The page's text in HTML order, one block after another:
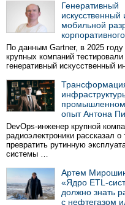
Генеративный
искусственный
мобильной
По данным Gartner, в 2025 году
крупных компаний тестировали
генеративный искусственный
промышленном
опыт Антона
DevOps-инженер крупной
радиоэлектроники рассказал о
превратить рутинную
системы …
Артем
«Ядро ETL-
должно знать
с нефтегазом